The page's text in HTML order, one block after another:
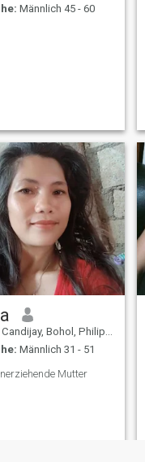
Männlich 45 - 60
Candijay, Bohol, Philippinen
Männlich 31 - 51
Mutter